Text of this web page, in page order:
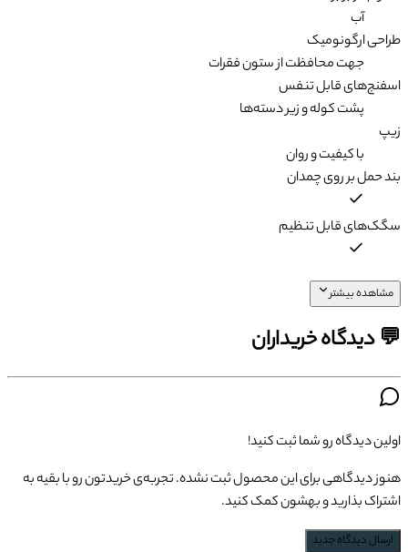
آب
طراحی ارگونومیک
جهت محافظت از ستون فقرات
اسفنج‌های قابل تنفس
پشت کوله و زیر دسته‌ها
زیپ
با کیفیت و روان
بند حمل بر روی چمدان
سگک‌های قابل تنظیم
مشاهده بیشتر
💬 دیدگاه خریداران
اولین دیدگاه رو شما ثبت کنید!
هنوز دیدگاهی برای این محصول ثبت نشده. تجربه‌ی خریدتون رو با بقیه به
اشتراک بذارید و بهشون کمک کنید.
ارسال دیدگاه جدید